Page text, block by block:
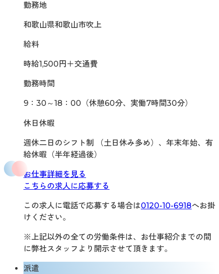
勤務地
和歌山県和歌山市吹上
給料
時給1,500円＋交通費
勤務時間
9：30～18：00（休憩60分、実働7時間30分）
休日休暇
週休二日のシフト制 （土日休み多め）、年末年始、有
給休暇（半年経過後）
お仕事詳細を見る
こちらの求人に応募する
この求人に電話で応募する場合は0120-10-6918へお掛
けください。
※上記以外の全ての労働条件は、お仕事紹介までの間
に弊社スタッフより開示させて頂きます。
派遣